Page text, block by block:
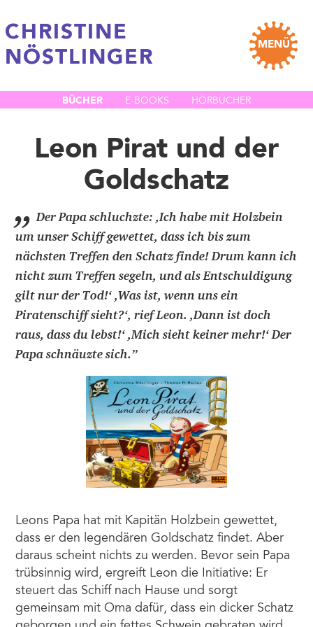
CHRISTINE
NÖSTLINGER
MENÜ
BÜCHER E-BOOKS HÖRBÜCHER
Leon Pirat und der
Goldschatz
„ Der Papa schluchzte: ,Ich habe mit Holzbein
um unser Schiff gewettet, dass ich bis zum
nächsten Treffen den Schatz finde! Drum kann ich
nicht zum Treffen segeln, und als Entschuldigung
gilt nur der Tod!‘ ,Was ist, wenn uns ein
Piratenschiff sieht?‘, rief Leon. ,Dann ist doch
raus, dass du lebst!‘ ,Mich sieht keiner mehr!‘ Der
Papa schnäuzte sich.”
Leons Papa hat mit Kapitän Holzbein gewettet,
dass er den legendären Goldschatz findet. Aber
daraus scheint nichts zu werden. Bevor sein Papa
trübsinnig wird, ergreift Leon die Initiative: Er
steuert das Schiff nach Hause und sorgt
gemeinsam mit Oma dafür, dass ein dicker Schatz